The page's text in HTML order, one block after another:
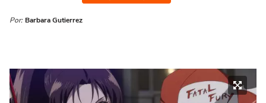
Por: Barbara Gutierrez